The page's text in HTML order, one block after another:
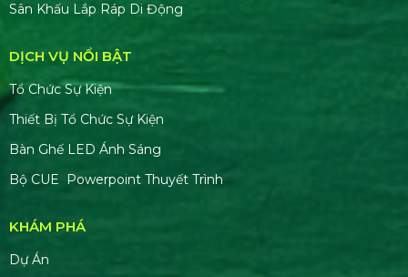
Sân Khấu Lắp Ráp Di Động
DỊCH VỤ NỔI BẬT
Tổ Chức Sự Kiện
Thiết Bị Tổ Chức Sự Kiện
Bàn Ghế LED Ánh Sáng
Bộ CUE Powerpoint Thuyết Trình
KHÁM PHÁ
Dự Án